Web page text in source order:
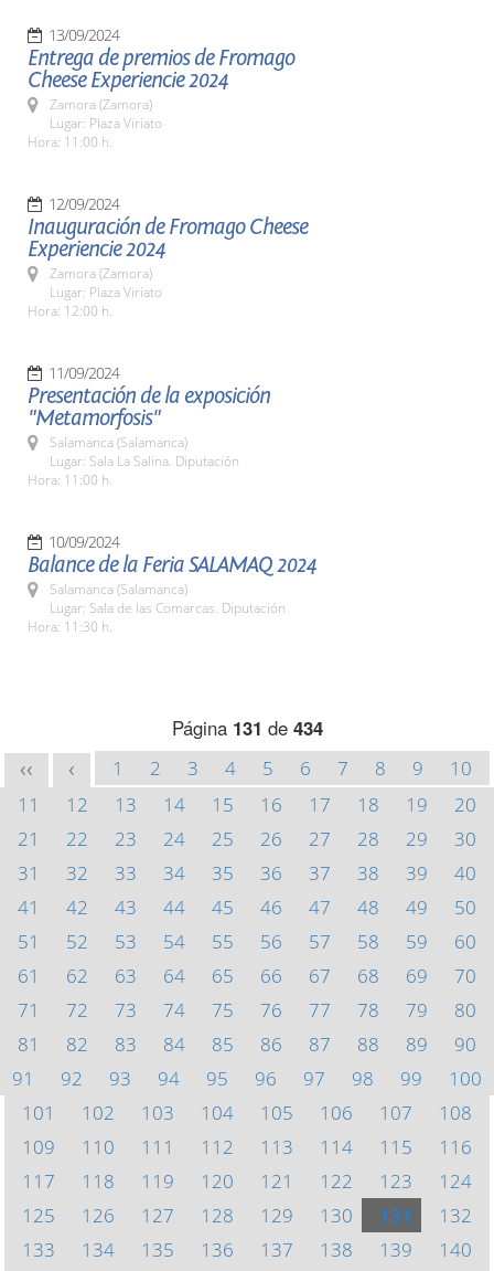
13/09/2024
Entrega de premios de Fromago
Cheese Experiencie 2024
Zamora (Zamora)
Lugar: Plaza Viriato
Hora: 11:00 h.
12/09/2024
Inauguración de Fromago Cheese
Experiencie 2024
Zamora (Zamora)
Lugar: Plaza Viriato
Hora: 12:00 h.
11/09/2024
Presentación de la exposición
"Metamorfosis"
Salamanca (Salamanca)
Lugar: Sala La Salina. Diputación
Hora: 11:00 h.
10/09/2024
Balance de la Feria SALAMAQ 2024
Salamanca (Salamanca)
Lugar: Sala de las Comarcas. Diputación
Hora: 11:30 h.
Página 131 de 434
<< < 1 2 3 4 5 6 7 8 9
10
11
12 13 14 15 16 17 18 19
20
21
22 23 24 25 26 27 28 29
30
31
32 33 34 35 36 37 38 39
40
41
42 43 44 45 46 47 48 49
50
51
52 53 54 55 56 57 58 59
60
61
62 63 64 65 66 67 68 69
70
71
72 73 74 75 76 77 78 79
80
81
82 83 84 85 86 87 88 89
90
91
92 93 94 95 96 97 98 99
100
101
102 103 104 105 106 107
108
109
110 111 112 113 114 115
116
117
118 119 120 121 122 123
124
125
126 127 128 129 130 131
132
133
134 135 136 137 138 139
140